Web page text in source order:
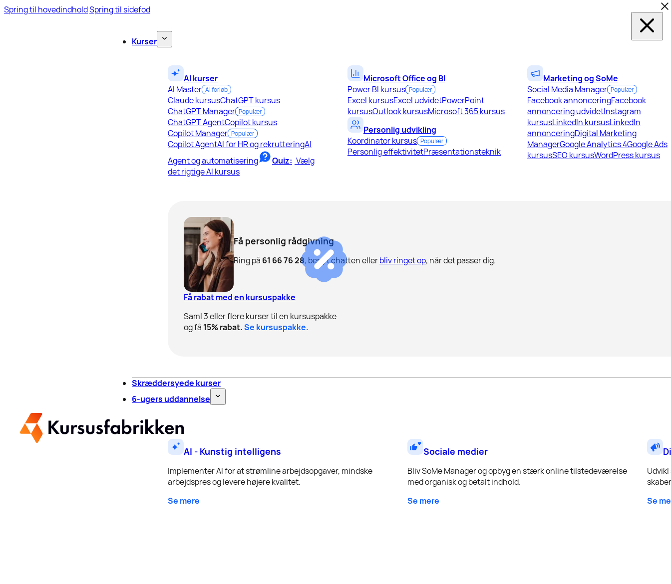
Spring til hovedindholdSpring til sidefod
Kurser
AI kurser
AI Master AI forløb
Claude kursusChatGPT kursus
ChatGPT Manager Populær
ChatGPT AgentCopilot kursus
Copilot Manager Populær
Copilot AgentAI for HR og rekrutteringAI
Agent og automatisering
Quiz: Vælg
det rigtige AI kursus
Microsoft Office og BI
Power BI kursus Populær
Excel kursusExcel udvidetPowerPoint
kursusOutlook kursusMicrosoft 365 kursus
Personlig udvikling
Koordinator kursus Populær
Personlig effektivitetPræsentationsteknik
Marketing og SoMe
Social Media Manager Populær
Facebook annonceringFacebook
annoncering udvidetInstagram
kursusLinkedIn kursusLinkedIn
annonceringDigital Marketing
ManagerGoogle Analytics 4Google Ads
kursusSEO kursusWordPress kursus
Få personlig rådgivning
Ring på 61 66 76 28, benyt chatten ellerbliv ringet op, når det passer dig.
Få rabat med en kursuspakke
Saml 3 eller flere kurser til en kursuspakke
og få 15% rabat.Se kursuspakke.
Skræddersyede kurser
6-ugers uddannelse
AI - Kunstig intelligens
Implementer AI for at strømline arbejdsopgaver, mindske
arbejdspres og levere højere kvalitet.
Se mere
Sociale medier
Bliv SoMe Manager og opbyg en stærk online tilstedeværelse
med organisk og betalt indhold.
Se mere
Se